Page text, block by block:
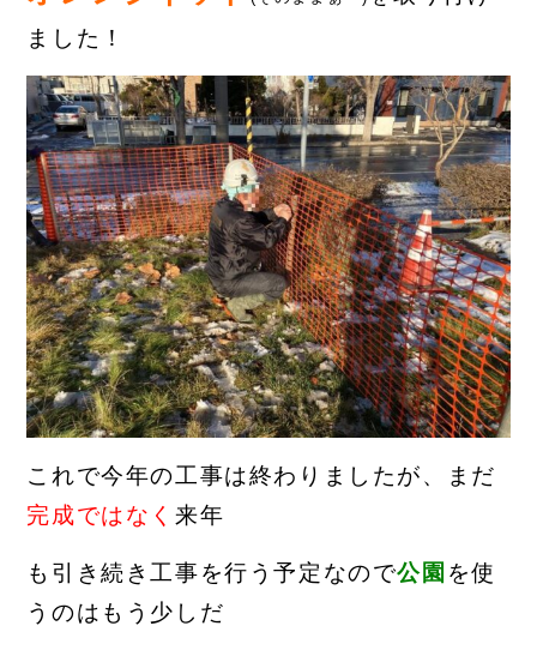
ました！
これで今年の工事は終わりましたが、まだ
完成ではなく来年
も 引き続き工事を行う予定なので公園 を使
うのはもう少しだ